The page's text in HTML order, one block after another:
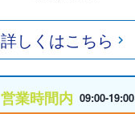
詳しくはこちら
営業時間内 09:00-19:00